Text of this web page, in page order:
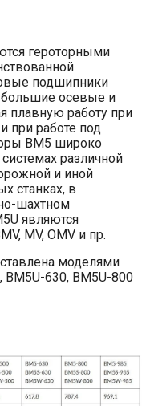
героторными
подшипники
осевые и
плавную работу при
при работе под
BM5 широко
различной
и иной
станках, в
шахтном
5U являются
, MV,OMV и пр.
моделями
BM5U-630, BM5U-800